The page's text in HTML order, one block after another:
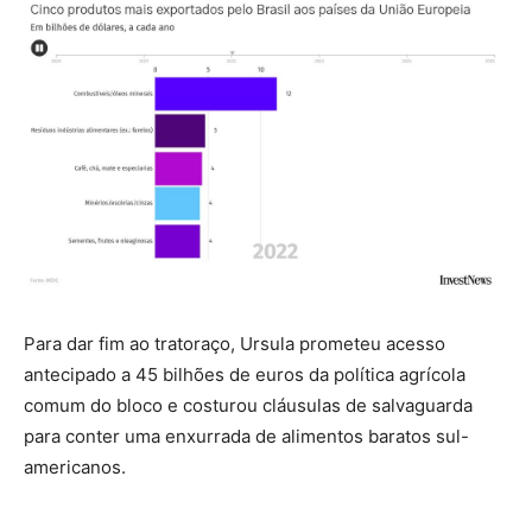
Para dar fim ao tratoraço, Ursula prometeu acesso
antecipado a 45 bilhões de euros da política agrícola
comum do bloco e costurou cláusulas de salvaguarda
para conter uma enxurrada de alimentos baratos sul-
americanos.